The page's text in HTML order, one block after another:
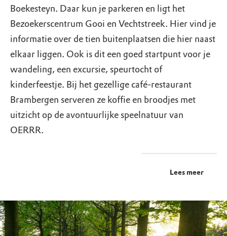
Boekesteyn. Daar kun je parkeren en ligt het
Bezoekerscentrum Gooi en Vechtstreek. Hier vind je
informatie over de tien buitenplaatsen die hier naast
elkaar liggen. Ook is dit een goed startpunt voor je
wandeling, een excursie, speurtocht of
kinderfeestje. Bij het gezellige café-restaurant
Brambergen serveren ze koffie en broodjes met
uitzicht op de avontuurlijke speelnatuur van
OERRR.
Lees meer